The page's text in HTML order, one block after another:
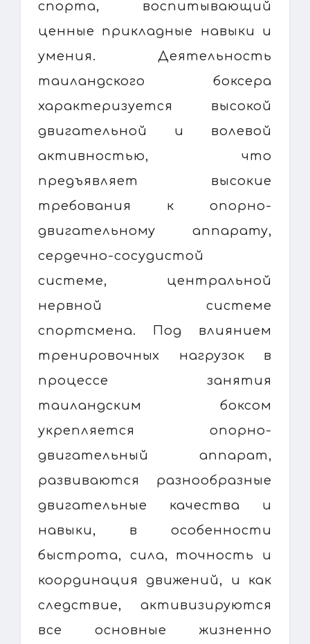
спорта, воспитывающий
ценные прикладные навыки и
умения. Деятельность
таиландского боксера
характеризуется высокой
двигательной и волевой
активностью, что
предъявляет высокие
требования к опорно-
двигательному аппарату,
сердечно-сосудистой
системе, центральной
нервной системе
спортсмена. Под влиянием
тренировочных нагрузок в
процессе занятия
таиландским боксом
укрепляется опорно-
двигательный аппарат,
развиваются разнообразные
двигательные качества и
навыки, в особенности
быстрота, сила, точность и
координация движений, и как
следствие, активизируются
все основные жизненно